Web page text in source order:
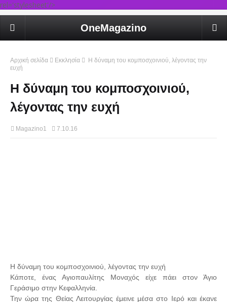
rel='stylesheet'/>
OneMagazino
Αρχική σελίδα Εκκλησία
Η δύναμη του κομποσχοινιού, λέγοντας την
ευχή
Η δύναμη του κομποσχοινιού,
λέγοντας την ευχή
Magazino1 7.10.16
Η δύναμη του κομποσχοινιού, λέγοντας την ευχή
Κάποτε, ένας Αγιοπαυλίτης Μοναχός είχε πάει στον Άγιο
Γεράσιμο στην Κεφαλληνία.
Την ώρα της Θείας Λειτουργίας έμεινε μέσα στο Ιερό και έκανε